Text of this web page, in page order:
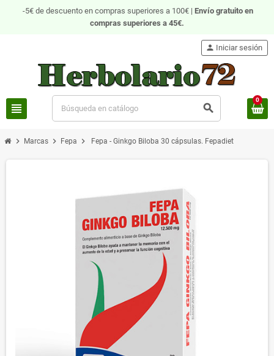
-5€ de descuento en compras superiores a 100€ | Envío gratuito en
compras superiores a 45€.
view_headline search
person Iniciar sesión
0
chevron_right Marcas chevron_right Fepa chevron_right Fepa - Ginkgo Biloba 30 cápsulas. Fepadiet